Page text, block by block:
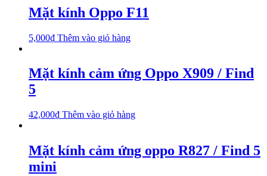
Mặt kính Oppo F11
5,000₫ Thêm vào giỏ hàng
Mặt kính cảm ứng Oppo X909 / Find
5
42,000₫ Thêm vào giỏ hàng
Mặt kính cảm ứng oppo R827 / Find 5
mini